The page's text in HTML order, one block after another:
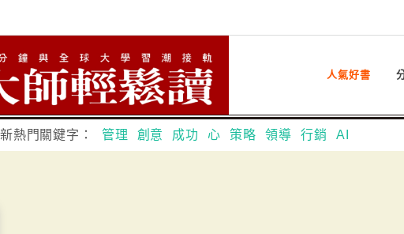
人氣好書
熱門關鍵字： 管理 創意 成功 心 策略 領導 行銷 AI